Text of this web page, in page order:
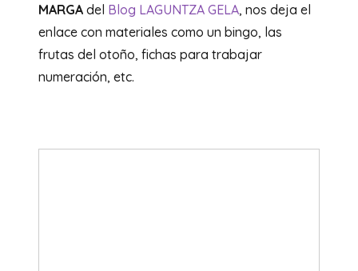
MARGA del Blog LAGUNTZA GELA, nos deja el
enlace con materiales como un bingo, las
frutas del otoño, fichas para trabajar
numeración, etc.